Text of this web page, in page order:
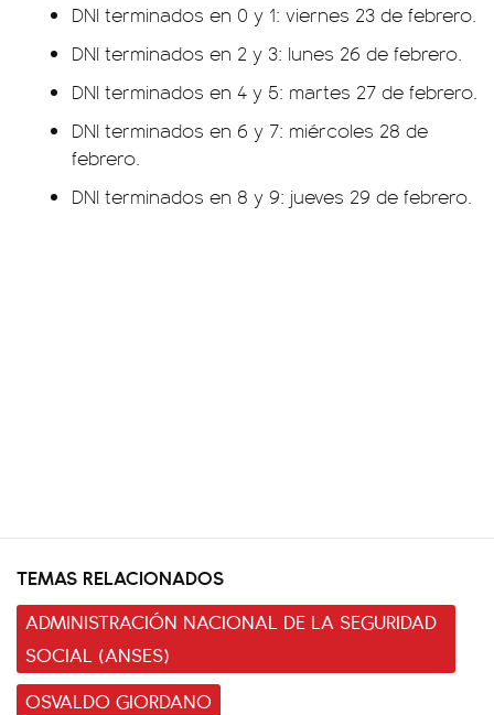
DNI terminados en 0 y 1: viernes 23 de febrero.
DNI terminados en 2 y 3: lunes 26 de febrero.
DNI terminados en 4 y 5: martes 27 de febrero.
DNI terminados en 6 y 7: miércoles 28 de
febrero.
DNI terminados en 8 y 9: jueves 29 de febrero.
TEMAS RELACIONADOS
ADMINISTRACIÓN NACIONAL DE LA SEGURIDAD
SOCIAL (ANSES)
OSVALDO GIORDANO